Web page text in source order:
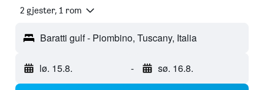
2 gjester, 1 rom
Baratti gulf - Piombino, Tuscany, Italia
lø. 15.8. - sø. 16.8.